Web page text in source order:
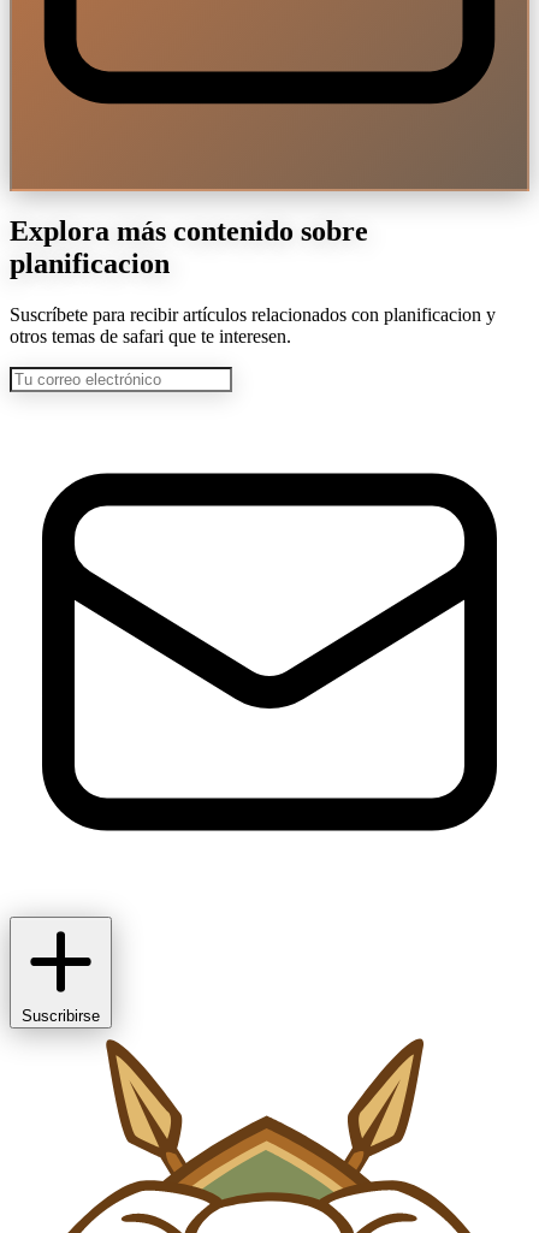
Explora más contenido sobre
planificacion
Suscríbete para recibir artículos relacionados con planificacion y
otros temas de safari que te interesen.
Correo electrónico para suscripción
Suscribirse